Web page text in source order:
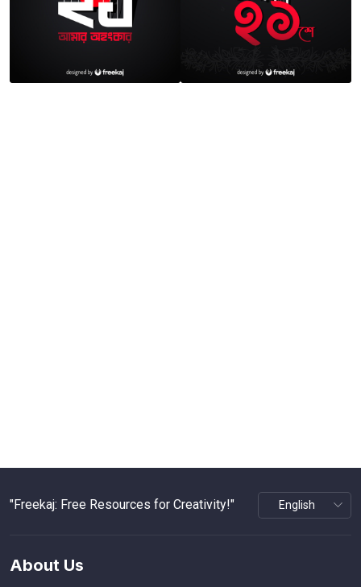
"Freekaj: Free Resources for Creativity!"
About Us